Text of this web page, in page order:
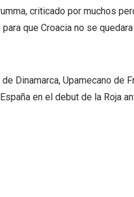
criticado por muchos
que Croacia no se
Dinamarca, Upamecano de
en el debut de la Roja